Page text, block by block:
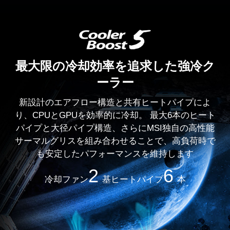
最大限の冷却効率を追求した強冷ク
ーラー
新設計のエアフロー構造と共有ヒートパイプによ
り、CPUとGPUを効率的に冷却。 最大6本のヒート
パイプと大径パイプ構造、さらにMSI独自の高性能
サーマルグリスを組み合わせることで、高負荷時で
も安定したパフォーマンスを維持します
冷却ファン2 基ヒートパイプ6 本